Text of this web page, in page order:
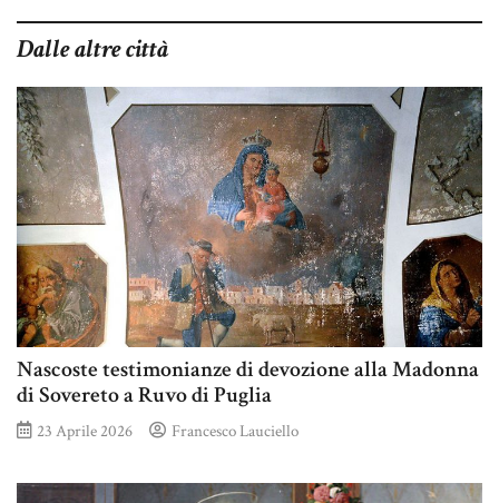
Dalle altre città
Nascoste testimonianze di devozione alla Madonna
di Sovereto a Ruvo di Puglia
23 Aprile 2026 Francesco Lauciello